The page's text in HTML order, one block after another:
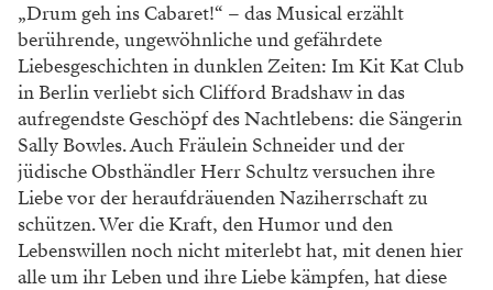
„Drum geh ins Cabaret!“ – das Musical erzählt
berührende, ungewöhnliche und gefährdete
Liebesgeschichten in dunklen Zeiten: Im Kit Kat Club
in Berlin verliebt sich Clifford Bradshaw in das
aufregendste Geschöpf des Nachtlebens: die Sängerin
Sally Bowles. Auch Fräulein Schneider und der
jüdische Obsthändler Herr Schultz versuchen ihre
Liebe vor der heraufdräuenden Naziherrschaft zu
schützen. Wer die Kraft, den Humor und den
Lebenswillen noch nicht miterlebt hat, mit denen hier
alle um ihr Leben und ihre Liebe kämpfen, hat diese